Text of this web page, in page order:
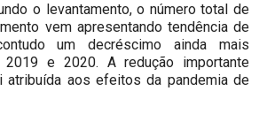
o levantamento, o número total de
vem apresentando tendência de
um decréscimo ainda mais
2019 e 2020. A redução importante
aos efeitos da pandemia de